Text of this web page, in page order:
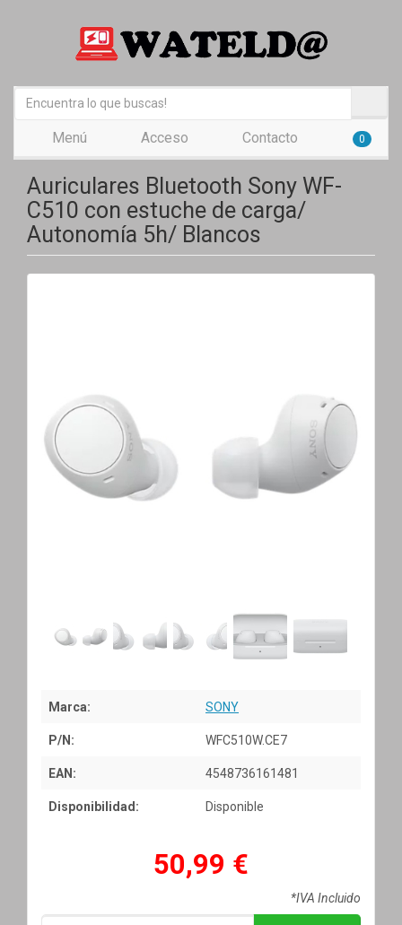
Menú Acceso Contacto 0
Auriculares Bluetooth Sony WF-
C510 con estuche de carga/
Autonomía 5h/ Blancos
Marca: SONY
P/N: WFC510W.CE7
EAN: 4548736161481
Disponibilidad: Disponible
50,99 €
*IVA Incluido